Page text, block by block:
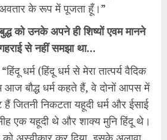
के रूप में पूजता हूँ।”
को उनके अपने ही शिष्यों एवम मानने
से नहीं समझा था…
धर्म (हिंदू धर्म से मेरा तात्पर्य वैदिक
बौद्ध धर्म कहते हैं, वे दोनों आपस में
जितनी निकटता यहूदी धर्म और ईसाई
एक यहूदी थे और शाक्य मुनि हिंदू थे।